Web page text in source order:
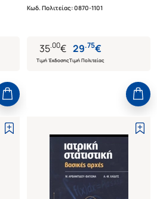
Κωδ. Πολιτείας:0870-1101
35.00€
Τιμή Έκδοσης
29.75€
Τιμή Πολιτείας